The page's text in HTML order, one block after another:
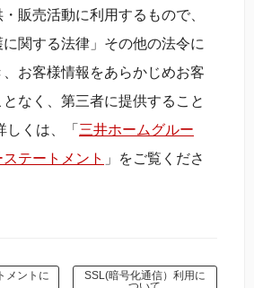
販売活動に利用するもので、
に関する法律」その他の法令に
お客様情報をあらかじめお客
なく、第三者に提供すること
しくは、「 三井ホームグルー
テートメント 」をご覧くださ
メントに
SSL(暗号化通信）利用に